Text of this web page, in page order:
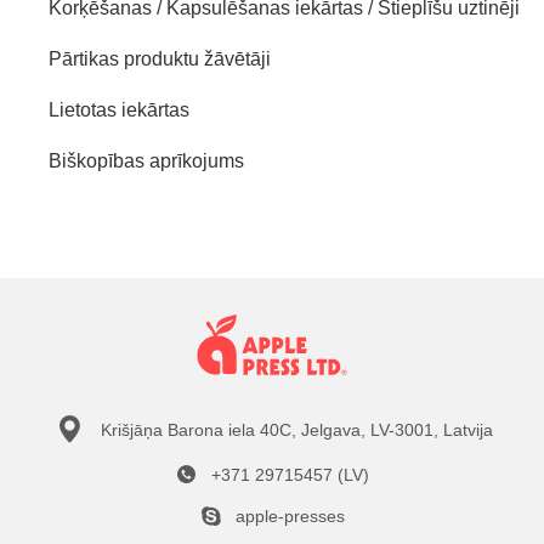
Korķēšanas / Kapsulēšanas iekārtas / Stieplīšu uztinēji
Pārtikas produktu žāvētāji
Lietotas iekārtas
Biškopības aprīkojums
Krišjāņa Barona iela 40C, Jelgava, LV-3001, Latvija
+371 29715457 (LV)
apple-presses